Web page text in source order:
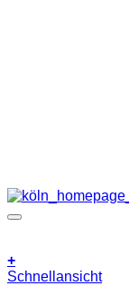
+
Schnellansicht